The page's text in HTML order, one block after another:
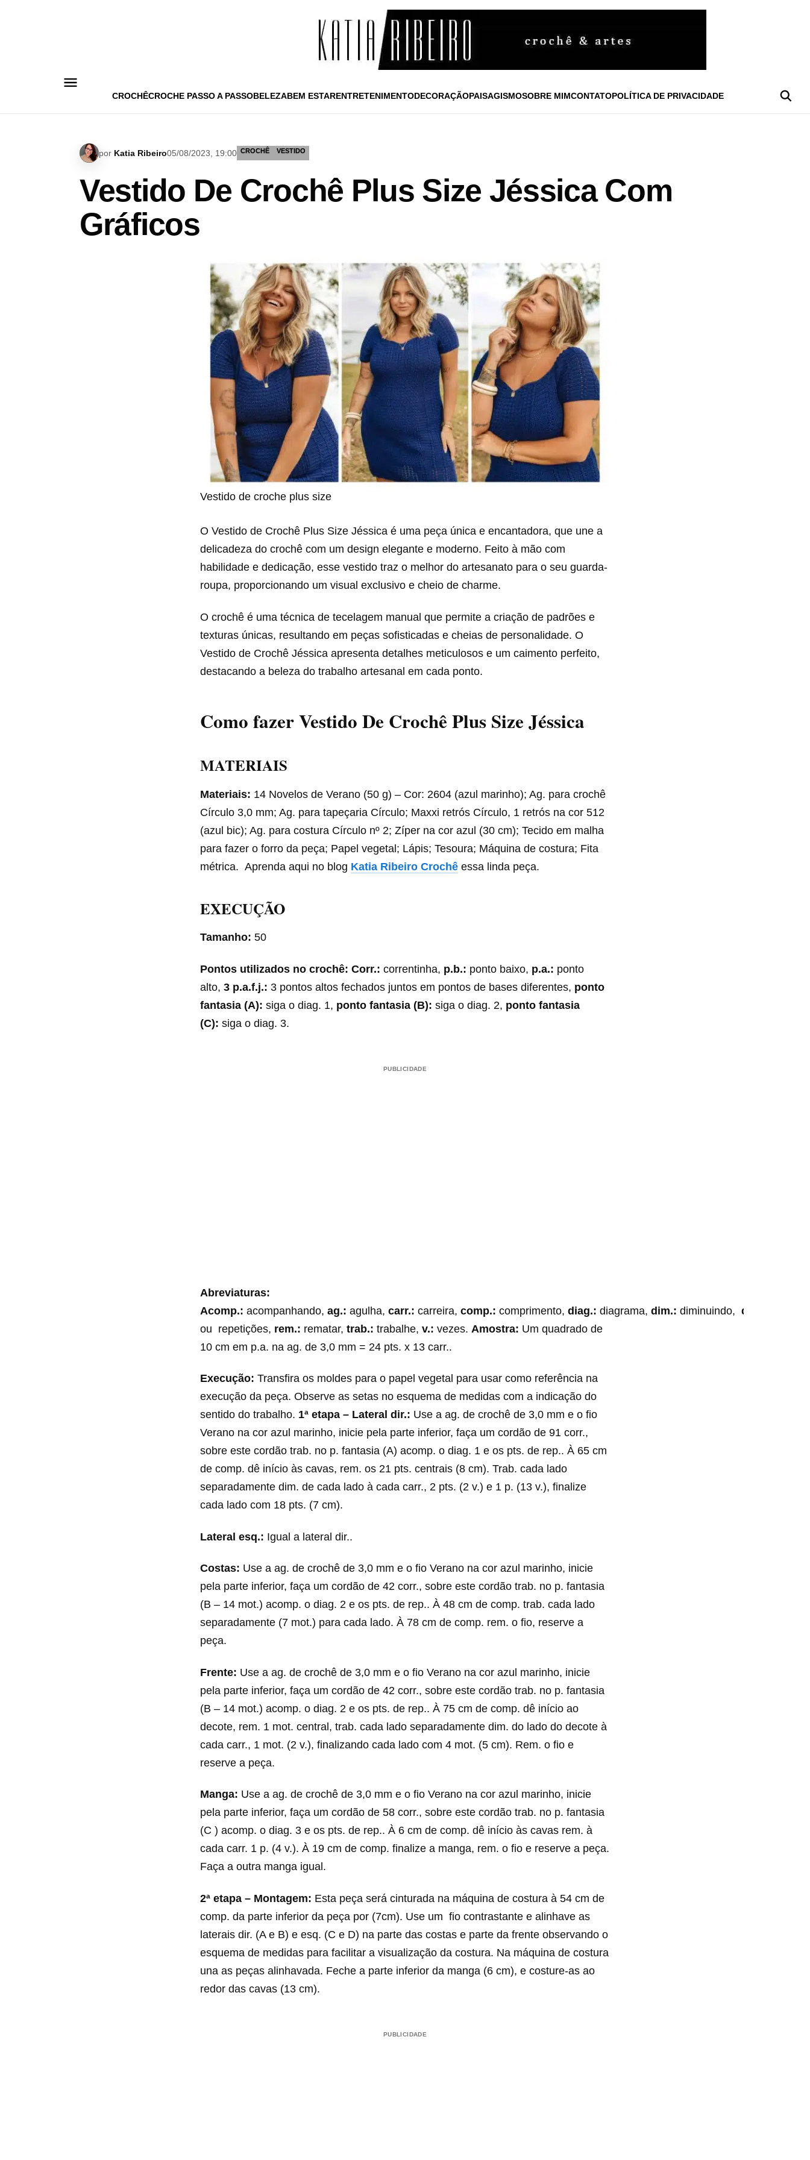
CROCHÊCROCHE PASSO A PASSOBELEZABEM ESTARENTRETENIMENTODECORAÇÃOPAISAGISMOSOBRE MIMCONTATOPOLÍTICA DE PRIVACIDADE
por Katia Ribeiro05/08/2023, 19:00 CROCHÊ VESTIDO
Vestido De Crochê Plus Size Jéssica Com
Gráficos
Vestido de croche plus size
O Vestido de Crochê Plus Size Jéssica é uma peça única e encantadora, que une a
delicadeza do crochê com um design elegante e moderno. Feito à mão com
habilidade e dedicação, esse vestido traz o melhor do artesanato para o seu guarda-
roupa, proporcionando um visual exclusivo e cheio de charme.
O crochê é uma técnica de tecelagem manual que permite a criação de padrões e
texturas únicas, resultando em peças sofisticadas e cheias de personalidade. O
Vestido de Crochê Jéssica apresenta detalhes meticulosos e um caimento perfeito,
destacando a beleza do trabalho artesanal em cada ponto.
Como fazer Vestido De Crochê Plus Size Jéssica
MATERIAIS
Materiais: 14 Novelos de Verano (50 g) – Cor: 2604 (azul marinho); Ag. para crochê
Círculo 3,0 mm; Ag. para tapeçaria Círculo; Maxxi retrós Círculo, 1 retrós na cor 512
(azul bic); Ag. para costura Círculo nº 2; Zíper na cor azul (30 cm); Tecido em malha
para fazer o forro da peça; Papel vegetal; Lápis; Tesoura; Máquina de costura; Fita
métrica. Aprenda aqui no blog Katia Ribeiro Crochê essa linda peça.
EXECUÇÃO
Tamanho: 50
Pontos utilizados no crochê: Corr.: correntinha, p.b.: ponto baixo, p.a.: ponto
alto, 3 p.a.f.j.: 3 pontos altos fechados juntos em pontos de bases diferentes, ponto
fantasia (A): siga o diag. 1, ponto fantasia (B): siga o diag. 2, ponto fantasia
(C): siga o diag. 3.
PUBLICIDADE
Abreviaturas:
Acomp.: acompanhando, ag.: agulha, carr.: carreira, comp.: comprimento, diag.: diagrama, dim.: diminuindo, dir.:
ou repetições, rem.: rematar, trab.: trabalhe, v.: vezes. Amostra: Um quadrado de
10 cm em p.a. na ag. de 3,0 mm = 24 pts. x 13 carr..
Execução: Transfira os moldes para o papel vegetal para usar como referência na
execução da peça. Observe as setas no esquema de medidas com a indicação do
sentido do trabalho. 1ª etapa – Lateral dir.: Use a ag. de crochê de 3,0 mm e o fio
Verano na cor azul marinho, inicie pela parte inferior, faça um cordão de 91 corr.,
sobre este cordão trab. no p. fantasia (A) acomp. o diag. 1 e os pts. de rep.. À 65 cm
de comp. dê início às cavas, rem. os 21 pts. centrais (8 cm). Trab. cada lado
separadamente dim. de cada lado à cada carr., 2 pts. (2 v.) e 1 p. (13 v.), finalize
cada lado com 18 pts. (7 cm).
Lateral esq.: Igual a lateral dir..
Costas: Use a ag. de crochê de 3,0 mm e o fio Verano na cor azul marinho, inicie
pela parte inferior, faça um cordão de 42 corr., sobre este cordão trab. no p. fantasia
(B – 14 mot.) acomp. o diag. 2 e os pts. de rep.. À 48 cm de comp. trab. cada lado
separadamente (7 mot.) para cada lado. À 78 cm de comp. rem. o fio, reserve a
peça.
Frente: Use a ag. de crochê de 3,0 mm e o fio Verano na cor azul marinho, inicie
pela parte inferior, faça um cordão de 42 corr., sobre este cordão trab. no p. fantasia
(B – 14 mot.) acomp. o diag. 2 e os pts. de rep.. À 75 cm de comp. dê início ao
decote, rem. 1 mot. central, trab. cada lado separadamente dim. do lado do decote à
cada carr., 1 mot. (2 v.), finalizando cada lado com 4 mot. (5 cm). Rem. o fio e
reserve a peça.
Manga: Use a ag. de crochê de 3,0 mm e o fio Verano na cor azul marinho, inicie
pela parte inferior, faça um cordão de 58 corr., sobre este cordão trab. no p. fantasia
(C ) acomp. o diag. 3 e os pts. de rep.. À 6 cm de comp. dê início às cavas rem. à
cada carr. 1 p. (4 v.). À 19 cm de comp. finalize a manga, rem. o fio e reserve a peça.
Faça a outra manga igual.
2ª etapa – Montagem: Esta peça será cinturada na máquina de costura à 54 cm de
comp. da parte inferior da peça por (7cm). Use um fio contrastante e alinhave as
laterais dir. (A e B) e esq. (C e D) na parte das costas e parte da frente observando o
esquema de medidas para facilitar a visualização da costura. Na máquina de costura
una as peças alinhavada. Feche a parte inferior da manga (6 cm), e costure-as ao
redor das cavas (13 cm).
PUBLICIDADE